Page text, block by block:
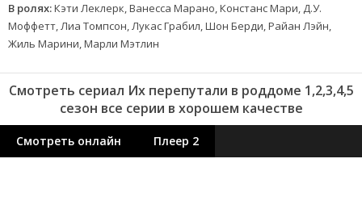
В ролях:Кэти Леклерк, Ванесса Марано, Констанс Мари, Д.У.
Моффетт, Лиа Томпсон, Лукас Грабил, Шон Берди, Райан Лэйн,
Жиль Марини, Марли Мэтлин
Смотреть сериал Их перепутали в роддоме 1,2,3,4,5
сезон все серии в хорошем качестве
Смотреть онлайн Плеер 2